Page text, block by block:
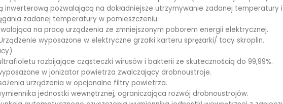
inwerterową pozwalającą na dokładniejsze utrzymywanie zadanej temperatury
zadanej temperatury w pomieszczeniu.
na pracę urządzenia ze zmniejszonym poborem energii elektrycznej.
wyposażone w elektryczne grzałki karteru sprężarki/ tacy skroplin.
rozbijające cząsteczki wirusów i bakterii ze skutecznością do 99,99%.
w jonizator powietrza zwalczający drobnoustroje.
urządzenia w opcjonalne filtry powietrza.
jednostki wewnętrznej, ograniczająca rozwój drobnoustrojów.